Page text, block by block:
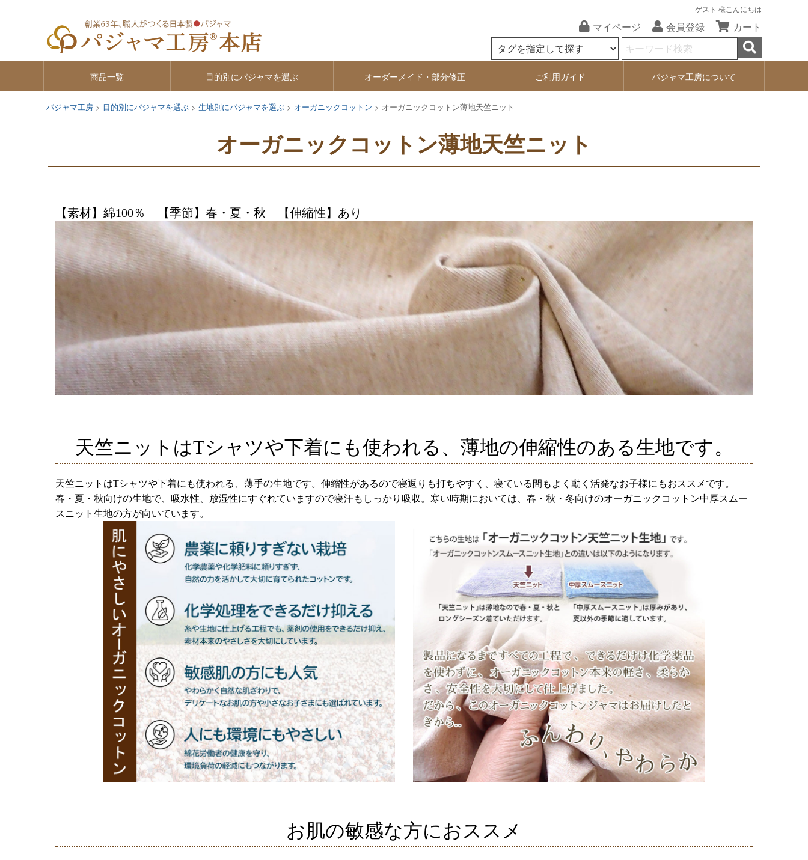
ゲスト 様こんにちは
マイページ 会員登録 カート
商品一覧 目的別にパジャマを選ぶ オーダーメイド・部分修正 ご利用ガイド パジャマ工房について
パジャマ工房 目的別にパジャマを選ぶ 生地別にパジャマを選ぶ オーガニックコットン オーガニックコットン薄地天竺ニット
オーガニックコットン薄地天竺ニット
【素材】綿100％ 【季節】春・夏・秋 【伸縮性】あり
天竺ニットはTシャツや下着にも使われる、薄地の伸縮性のある生地です。
天竺ニットはTシャツや下着にも使われる、薄手の生地です。伸縮性があるので寝返りも打ちやすく、寝ている間もよく動く活発なお子様にもおススメです。
春・夏・秋向けの生地で、吸水性、放湿性にすぐれていますので寝汗もしっかり吸収。寒い時期においては、春・秋・冬向けのオーガニックコットン中厚スムー
スニット生地の方が向いています。
お肌の敏感な方におススメ